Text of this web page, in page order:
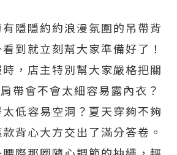
隱隱約約浪漫氛圍的吊帶背
到就立刻幫大家準備好了！
，店主特別幫大家嚴格把關
帶會不會太細容易露內衣？
低容易空洞？夏天穿夠不夠
背心大方交出了滿分答卷。